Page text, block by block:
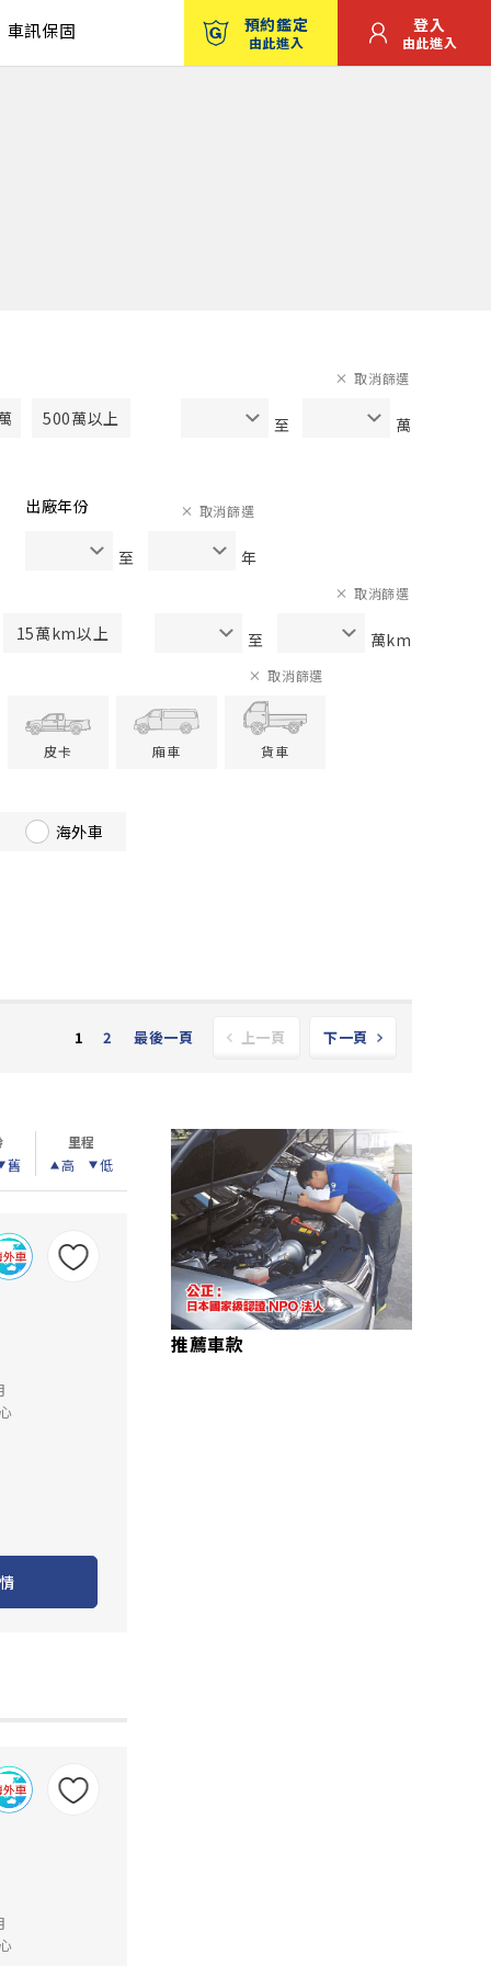
車訊保固 預約鑑定
由此進入
登入
由此進入
500萬以上 至 萬
取消篩選
出廠年份
至 年
取消篩選
15萬km以上 至 萬km
取消篩選
皮卡 廂車 貨車
取消篩選
海外車
1 2 最後一頁 上一頁 下一頁
舊
里程
高
低
推薦車款